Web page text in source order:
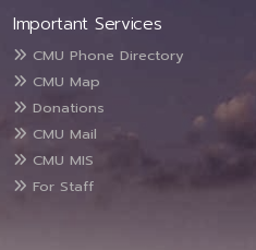
Important Services
CMU Phone Directory
CMU Map
Donations
CMU Mail
CMU MIS
For Staff